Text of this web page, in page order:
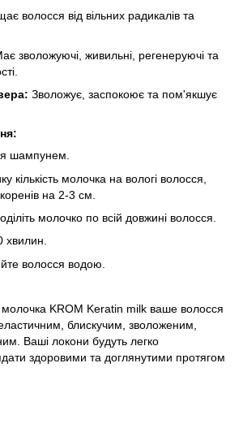
волосся від вільних радикалів та
зволожуючі, живильні, регенеруючі та
Зволожує, заспокоює та пом'якшує
шампунем.
кількість молочка на вологі волосся,
на 2-3 см.
молочко по всій довжині волосся.
хвилин.
волосся водою.
молочка KROM Keratin milk ваше волосся
блискучим, зволоженим,
Ваші локони будуть легко
здоровими та доглянутими протягом